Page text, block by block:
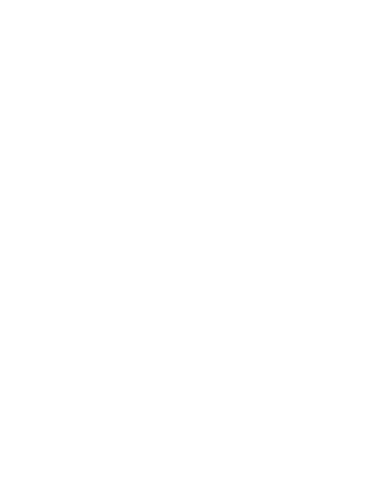
motiviert auf den Weg zu unserer Einsteigertour.
ersten Tauchgang stattfinden sollte. Auf dem
in den Tag kann es ja nur so weiter gehen. In
sich für einen stationären Tauchgang, darunter auch
vielen weiteren Schwärme bewundert hatten.
machten wir eine kleine Mittagspause. Wir
Zeit bis die Glocke wieder klingelte und das kann
Ham Ham. Diesmal entschieden sich alle für einen
wohl einen dringenden Termin im Blauwasser hatte.
ein Adlerrochen zog anmutig seine Bahnen.
Marmorierung. Die Strömung drückte uns aber
Wir ließen uns über das Plateau treiben und
mit Kind, die auf einem Ausflug unterwegs
Formatierung schwammen, die aussah, als hätten